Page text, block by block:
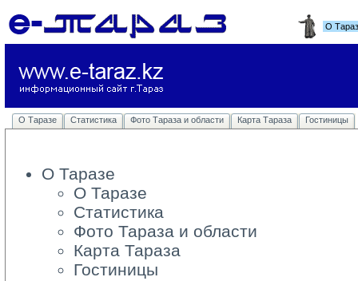
О
О Таразе Статистика Фото Тараза и области Карта Тараза Гостиницы
О Таразе
О Таразе
Статистика
Фото Тараза и области
Карта Тараза
Гостиницы